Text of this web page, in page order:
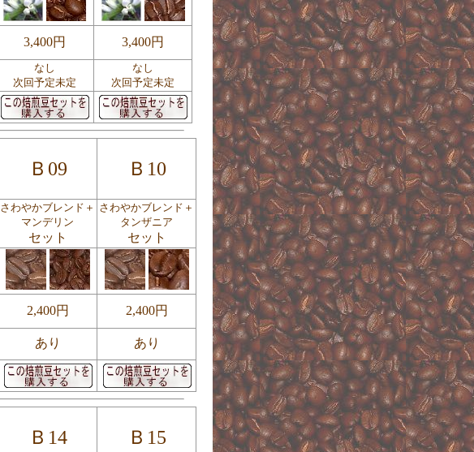
3,400円 3,400円
なし
次回予定未定
なし
次回予定未定
Ｂ09 Ｂ10
さわやかブレンド＋
マンデリン
セット
さわやかブレンド＋
タンザニア
セット
2,400円 2,400円
あり あり
Ｂ14 Ｂ15